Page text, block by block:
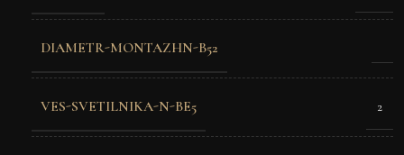
DIAMETR-MONTAZHN-B52
VES-SVETILNIKA-N-BE5 2